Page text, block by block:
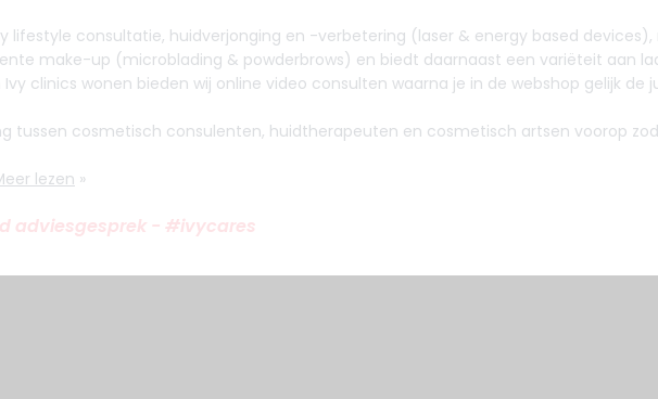
lifestyle consultatie, huidverjonging en -verbetering (laser & energy based
make-up (microblading & powderbrows) en biedt daarnaast een variëteit aan
clinics wonen bieden wij online video consulten waarna je in de webshop gelijk
tussen cosmetisch consulenten, huidtherapeuten en cosmetisch artsen voorop
lezen »
adviesgesprek - #ivycares